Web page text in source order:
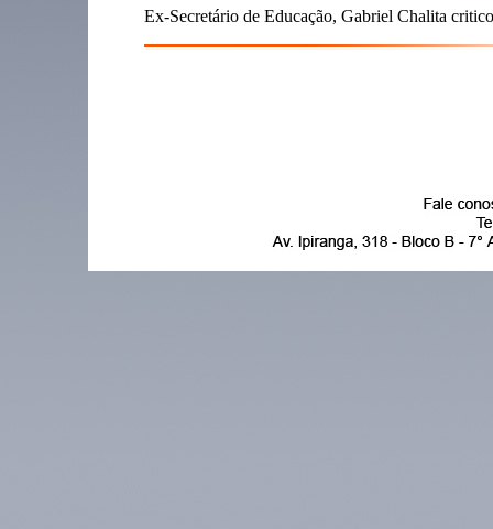
Ex-Secretário de Educação, Gabriel Chalita